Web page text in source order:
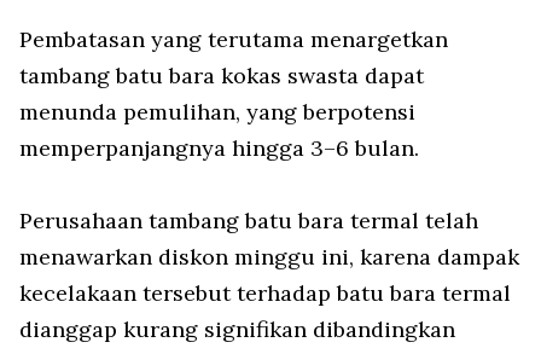
Pembatasan yang terutama menargetkan
tambang batu bara kokas swasta dapat
menunda pemulihan, yang berpotensi
memperpanjangnya hingga 3–6 bulan.
Perusahaan tambang batu bara termal telah
menawarkan diskon minggu ini, karena dampak
kecelakaan tersebut terhadap batu bara termal
dianggap kurang signifikan dibandingkan